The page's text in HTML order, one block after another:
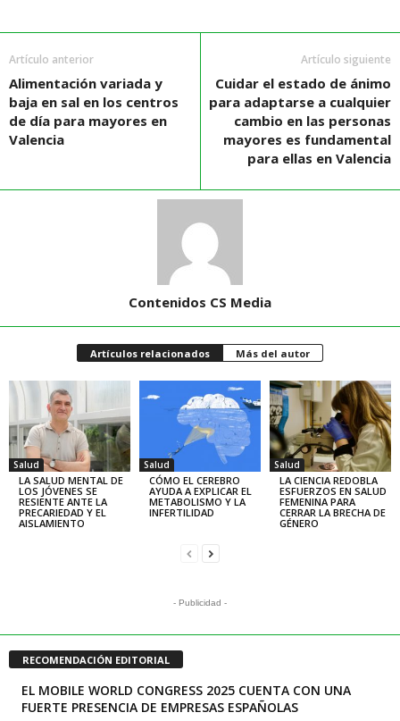
Artículo anterior
Alimentación variada y
baja en sal en los centros
de día para mayores en
Valencia
Artículo siguiente
Cuidar el estado de ánimo
para adaptarse a cualquier
cambio en las personas
mayores es fundamental
para ellas en Valencia
Contenidos CS Media
Artículos relacionados Más del autor
Salud
LA SALUD MENTAL DE
LOS JÓVENES SE
RESIENTE ANTE LA
PRECARIEDAD Y EL
AISLAMIENTO
Salud
CÓMO EL CEREBRO
AYUDA A EXPLICAR EL
METABOLISMO Y LA
INFERTILIDAD
Salud
LA CIENCIA REDOBLA
ESFUERZOS EN SALUD
FEMENINA PARA
CERRAR LA BRECHA DE
GÉNERO
- Publicidad -
RECOMENDACIÓN EDITORIAL
EL MOBILE WORLD CONGRESS 2025 CUENTA CON UNA
FUERTE PRESENCIA DE EMPRESAS ESPAÑOLAS